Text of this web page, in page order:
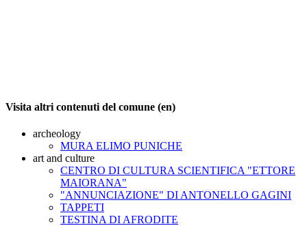
Visita altri contenuti del comune (en)
archeology
MURA ELIMO PUNICHE
art and culture
CENTRO DI CULTURA SCIENTIFICA "ETTORE
MAIORANA"
"ANNUNCIAZIONE" DI ANTONELLO GAGINI
TAPPETI
TESTINA DI AFRODITE